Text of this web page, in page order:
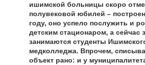
ишимской больницы скоро
полувековой юбилей –
году, оно успело послужить и
детским стационаром, а сейчас
занимаются студенты
медколледжа. Впрочем,
объект рано: и у